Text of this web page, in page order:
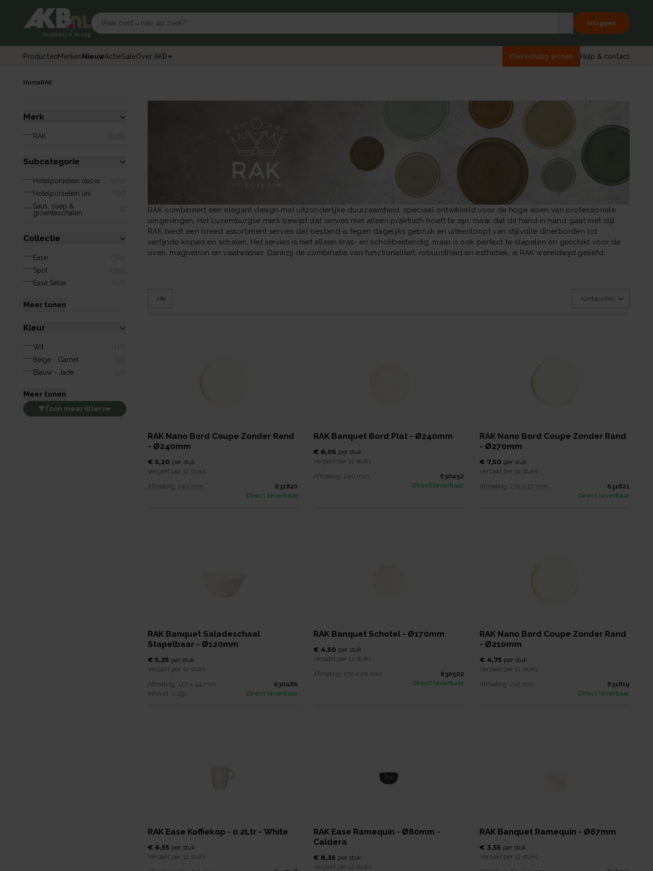
Inloggen
ProductenMerkenNieuwActieSaleOver AKB Kleinschalig wonen Hulp & contact
Home RAK
Merk
RAK
Subcategorie
Hotelporselein decor
Hotelporselein uni
Saus, soep &
groenteschalen
Collectie
Ease
Spot
Ease Selva
Meer tonen
Kleur
Wit
Beige - Garnet
Blauw - Jade
Meer tonen
Toon meer filters
RAK combineert een elegant design met uitzonderlijke duurzaamheid, speciaal ontwikkeld voor de hoge eisen van professionele
omgevingen. Het Luxemburgse merk bewijst dat servies niet alleen praktisch hoeft te zijn, maar dat dit hand in hand gaat met stijl.
RAK biedt een breed assortiment servies dat bestand is tegen dagelijks gebruik en uiteenloopt van stijlvolle dinerborden tot
verfijnde kopjes en schalen. Het servies is niet alleen kras- en schokbestendig, maar is ook perfect te stapelen en geschikt voor de
oven, magnetron en vaatwasser. Dankzij de combinatie van functionaliteit, robuustheid en esthetiek, is RAK wereldwijd geliefd.
RAK Nano Bord Coupe Zonder Rand
- Ø240mm
€ 5,20 per stuk
Verpakt per 12 stuks
Afmeting: 240 mm
631820
Direct leverbaar
RAK Banquet Bord Plat - Ø240mm
€ 6,05 per stuk
Verpakt per 12 stuks
Afmeting: 240 mm
630452
Direct leverbaar
RAK Nano Bord Coupe Zonder Rand
- Ø270mm
€ 7,50 per stuk
Verpakt per 12 stuks
Afmeting: 270 x 27 mm
631821
Direct leverbaar
RAK Banquet Saladeschaal
Stapelbaar - Ø120mm
€ 5,25 per stuk
Verpakt per 12 stuks
Afmeting: 120 x 54 mm
Inhoud: 0,25L
630486
Direct leverbaar
RAK Banquet Schotel - Ø170mm
€ 4,50 per stuk
Verpakt per 12 stuks
Afmeting: 170 x 20 mm
630502
Direct leverbaar
RAK Nano Bord Coupe Zonder Rand
- Ø210mm
€ 4,75 per stuk
Verpakt per 12 stuks
Afmeting: 210 mm
631819
Direct leverbaar
RAK Ease Koffiekop - 0.2Ltr - White
€ 6,55 per stuk
Verpakt per 12 stuks
RAK Ease Ramequin - Ø80mm -
Caldera
€ 8,35 per stuk
Verpakt per 12 stuks
RAK Banquet Ramequin - Ø67mm
€ 3,55 per stuk
Verpakt per 12 stuks